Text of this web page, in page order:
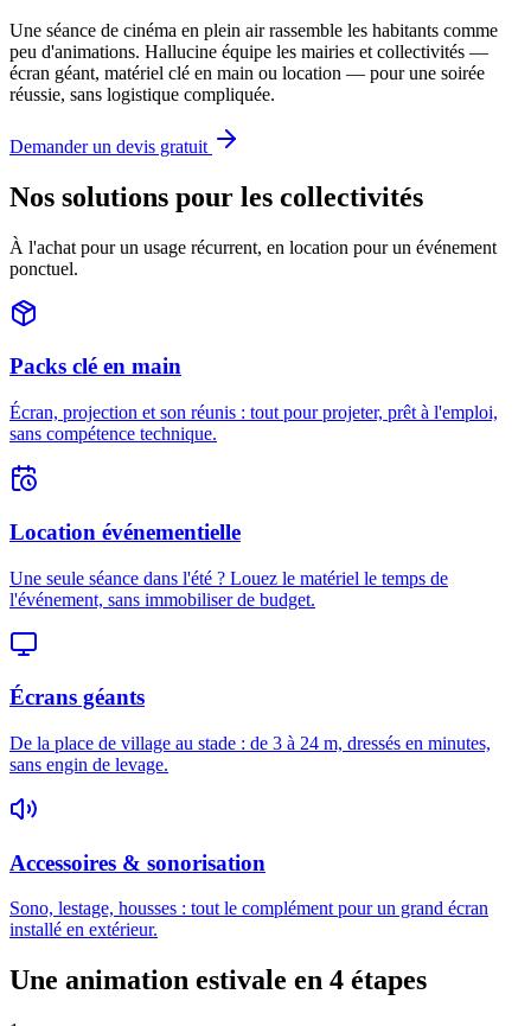
Une séance de cinéma en plein air rassemble les habitants comme
peu d'animations. Hallucine équipe les mairies et collectivités —
écran géant, matériel clé en main ou location — pour une soirée
réussie, sans logistique compliquée.
Demander un devis gratuit
Nos solutions pour les collectivités
À l'achat pour un usage récurrent, en location pour un événement
ponctuel.
Packs clé en main
Écran, projection et son réunis : tout pour projeter, prêt à l'emploi,
sans compétence technique.
Location événementielle
Une seule séance dans l'été ? Louez le matériel le temps de
l'événement, sans immobiliser de budget.
Écrans géants
De la place de village au stade : de 3 à 24 m, dressés en minutes,
sans engin de levage.
Accessoires & sonorisation
Sono, lestage, housses : tout le complément pour un grand écran
installé en extérieur.
Une animation estivale en 4 étapes